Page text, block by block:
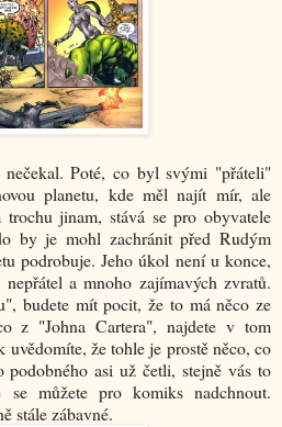
Poté, co byl svými "přáteli"
planetu, kde měl najít mír, ale
jinam, stává se pro obyvatele
by je mohl zachránit před Rudým
podrobuje. Jeho úkol není u konce,
a mnoho zajímavých zvratů.
budete mít pocit, že to má něco ze
z "Johna Cartera", najdete v tom
uvědomíte, že tohle je prostě něco, co
asi už četli, stejně vás to
se můžete pro komiks nadchnout.
stále zábavné.